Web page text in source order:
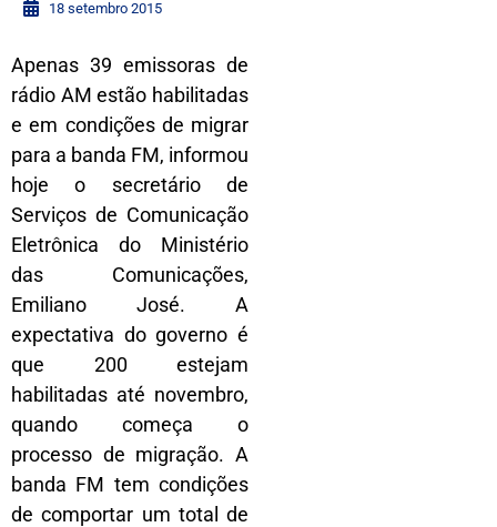
18 setembro 2015
Apenas 39 emissoras de
rádio AM estão habilitadas
e em condições de migrar
para a banda FM, informou
hoje o secretário de
Serviços de Comunicação
Eletrônica do Ministério
das Comunicações,
Emiliano José. A
expectativa do governo é
que 200 estejam
habilitadas até novembro,
quando começa o
processo de migração. A
banda FM tem condições
de comportar um total de